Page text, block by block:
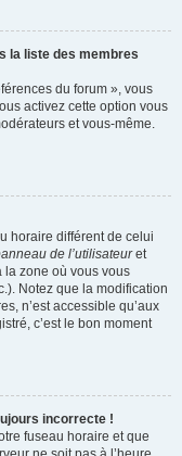
la liste des membres
du forum », vous
activez cette option vous
et vous-même.
horaire différent de celui
de l’utilisateuret
la zone où vous vous
Notez que la modification
n’est accessible qu’aux
c’est le bon moment
incorrecte !
fuseau horaire et que